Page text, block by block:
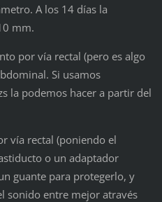
A los 14 días la
mm.
por vía rectal (pero es algo
Si usamos
la podemos hacer a partir del
vía rectal (poniendo el
o un adaptador
guante para protegerlo, y
sonido entre mejor através